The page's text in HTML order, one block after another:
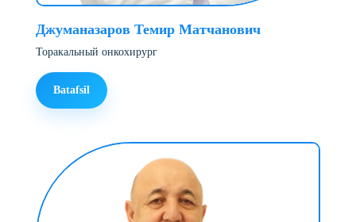
Джуманазаров Темир Матчанович
Торакальный онкохирург
Batafsil